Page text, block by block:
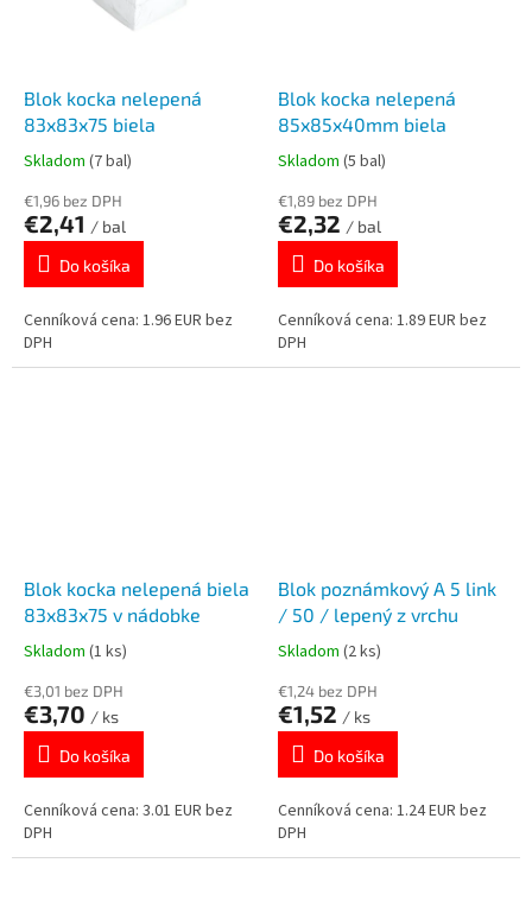
Blok kocka nelepená
83x83x75 biela
Skladom (7 bal)
€1,96 bez DPH
€2,41 / bal
Do košíka
Cenníková cena: 1.96 EUR bez
DPH
Blok kocka nelepená
85x85x40mm biela
Skladom (5 bal)
€1,89 bez DPH
€2,32 / bal
Do košíka
Cenníková cena: 1.89 EUR bez
DPH
Blok kocka nelepená biela
83x83x75 v nádobke
Skladom (1 ks)
€3,01 bez DPH
€3,70 / ks
Do košíka
Cenníková cena: 3.01 EUR bez
DPH
Blok poznámkový A 5 link
/ 50 / lepený z vrchu
Skladom (2 ks)
€1,24 bez DPH
€1,52 / ks
Do košíka
Cenníková cena: 1.24 EUR bez
DPH